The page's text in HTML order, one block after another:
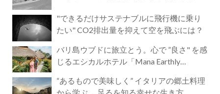
"できるだけサステナブルに飛行機に乗り
たい" CO2排出量を抑えて空を飛ぶには？
バリ島ウブドに旅立とう。心で ”良さ" を感
じるエシカルホテル「Mana Earthly
“あるもので美味しく” イタリアの郷土料理